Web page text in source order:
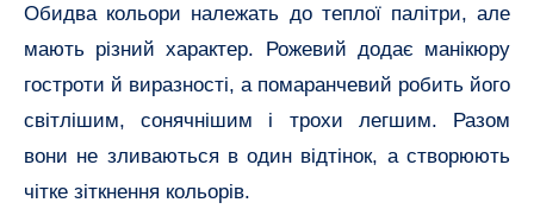
Обидва кольори належать до теплої палітри, але
мають різний характер. Рожевий додає манікюру
гостроти й виразності, а помаранчевий робить його
світлішим, сонячнішим і трохи легшим. Разом
вони не зливаються в один відтінок, а створюють
чітке зіткнення кольорів.